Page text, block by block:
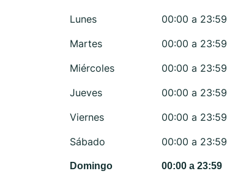
Lunes
00:00 a 23:59
Martes
00:00 a 23:59
Miércoles
00:00 a 23:59
Jueves
00:00 a 23:59
Viernes
00:00 a 23:59
Sábado
00:00 a 23:59
Domingo 00:00 a 23:59